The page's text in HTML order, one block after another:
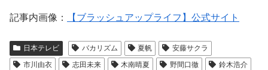
記事内画像： 【ブラッシュアップライフ】公式サイト
日本テレビ バカリズム 夏帆
安藤サクラ
市川由衣
志田未来 木南晴夏 野間口徹
鈴木浩介